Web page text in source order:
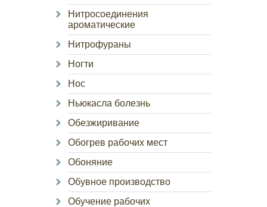
Нитросоединения
ароматические
Нитрофураны
Ногти
Нос
Ньюкасла болезнь
Обезжиривание
Обогрев рабочих мест
Обоняние
Обувное производство
Обучение рабочих